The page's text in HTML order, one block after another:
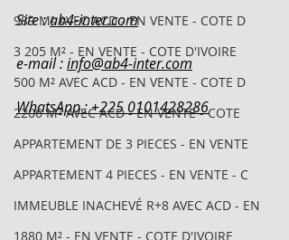
989 M² AVEC ACD - EN VENTE - COTE D
3 205 M² - EN VENTE - COTE D'IVOIRE
500 M² AVEC ACD - EN VENTE - COTE D
2206 M² AVEC ACD - EN VENTE - COTE
APPARTEMENT DE 3 PIECES - EN VENTE
APPARTEMENT 4 PIECES - EN VENTE - C
IMMEUBLE INACHEVÉ R+8 AVEC ACD - EN
1880 M² - EN VENTE - COTE D'IVOIRE
Site : ab4-inter.com
e-mail : info@ab4-inter.com
WhatsApp : +225 0101428286